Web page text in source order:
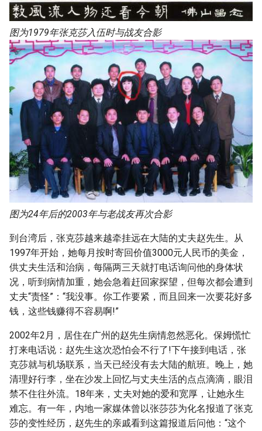
图为1979年张克莎入伍时与战友合影
图为24年后的2003年与老战友再次合影
到台湾后，张克莎越来越牵挂远在大陆的丈夫赵先生。从
1997年开始，她每月按时寄回价值3000元人民币的美金，
供丈夫生活和治病，每隔两三天就打电话询问他的身体状
况，听到病情加重，她会急着赶回家探望，但每次都会遭到
丈夫“责怪”：“我没事。你工作要紧，而且回来一次要花好多
钱，这些钱赚得不容易啊!”
2002年2月，居住在广州的赵先生病情忽然恶化。保姆慌忙
打来电话说：赵先生这次恐怕会不行了!下午接到电话，张
克莎就与机场联系，当天已经没有去大陆的航班。晚上，她
清理好行李，坐在沙发上回忆与丈夫生活的点点滴滴，眼泪
禁不住往外流。18年来，丈夫对她的爱和宽厚，让她永生
难忘。有一年，内地一家媒体曾以张莎莎为化名报道了张克
莎的变性经历，赵先生的亲戚看到这篇报道后问他：“这个